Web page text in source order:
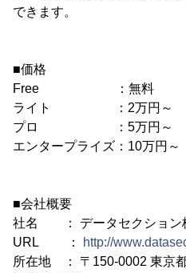
できます。
■価格
Free ：無料
ライト ：2万円～
プロ ：5万円～
エンタープライズ：10万円～
■会社概要
社名 ： データセクション
URL ：
http://
所在地 ： 〒150-0002 東京